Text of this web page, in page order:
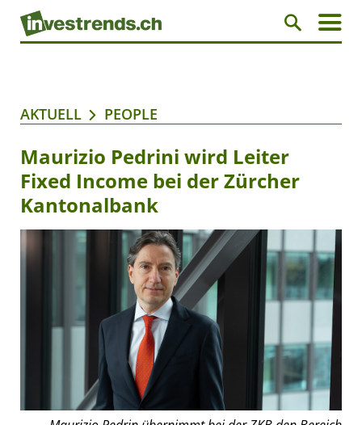
AKTUELL PEOPLE
Maurizio Pedrini wird Leiter
Fixed Income bei der Zürcher
Kantonalbank